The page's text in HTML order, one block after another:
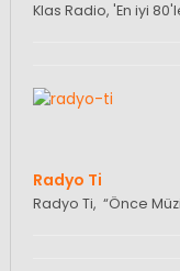
Klas Radio, 'En iyi
Radyo Ti
Radyo Ti, “Önce